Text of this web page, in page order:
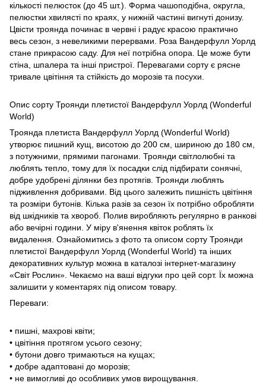
кількості пелюсток (до 45 шт.). Форма чашоподібна, округла,
пелюстки хвилясті по краях, у нижній частині вигнуті донизу.
Цвісти троянда починає в червні і радує красою практично
весь сезон, з невеликими перервами. Роза Вандерфулл Уорлд
стане прикрасою саду. Для неї потрібна опора. Це може бути
стіна, шпалера та інші пристрої. Перевагами сорту є рясне
тривале цвітіння та стійкість до морозів та посухи.
Опис сорту Троянди плетистої Вандерфулл Уорлд (Wonderful
World)
Троянда плетиста Вандерфулл Уорлд (Wonderful World)
утворює пишний кущ, висотою до 200 см, шириною до 180 см,
з потужними, прямими пагонами. Троянди світлолюбні та
люблять тепло, тому для їх посадки слід підбирати сонячні,
добре удобрені ділянки без протягів. Троянди люблять
підживлення добривами. Від цього залежить пишність цвітіння
та розміри бутонів. Кілька разів за сезон їх потрібно обробляти
від шкідників та хвороб. Полив виробляють регулярно в ранкові
або вечірні години. У міру в'янення квіток роблять їх
видалення. Ознайомитись з фото та описом сорту Троянди
плетистої Вандерфулл Уорлд (Wonderful World) та інших
декоративних культур можна в каталозі інтернет-магазину
«Світ Рослин». Чекаємо на ваші відгуки про цей сорт. Їх можна
залишити у коментарях під описом товару.
Переваги:
• пишні, махрові квіти;
• цвітіння протягом усього сезону;
• бутони довго тримаються на кущах;
• добре адаптовані до морозів;
• не вимогливі до особливих умов вирощування.